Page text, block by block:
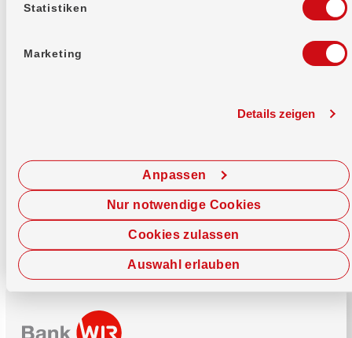
Statistiken
Marketing
Details zeigen
Cookies zulassen
Anpassen
Auswahl erlauben
Nur notwendige Cookies
Jetzt chatten